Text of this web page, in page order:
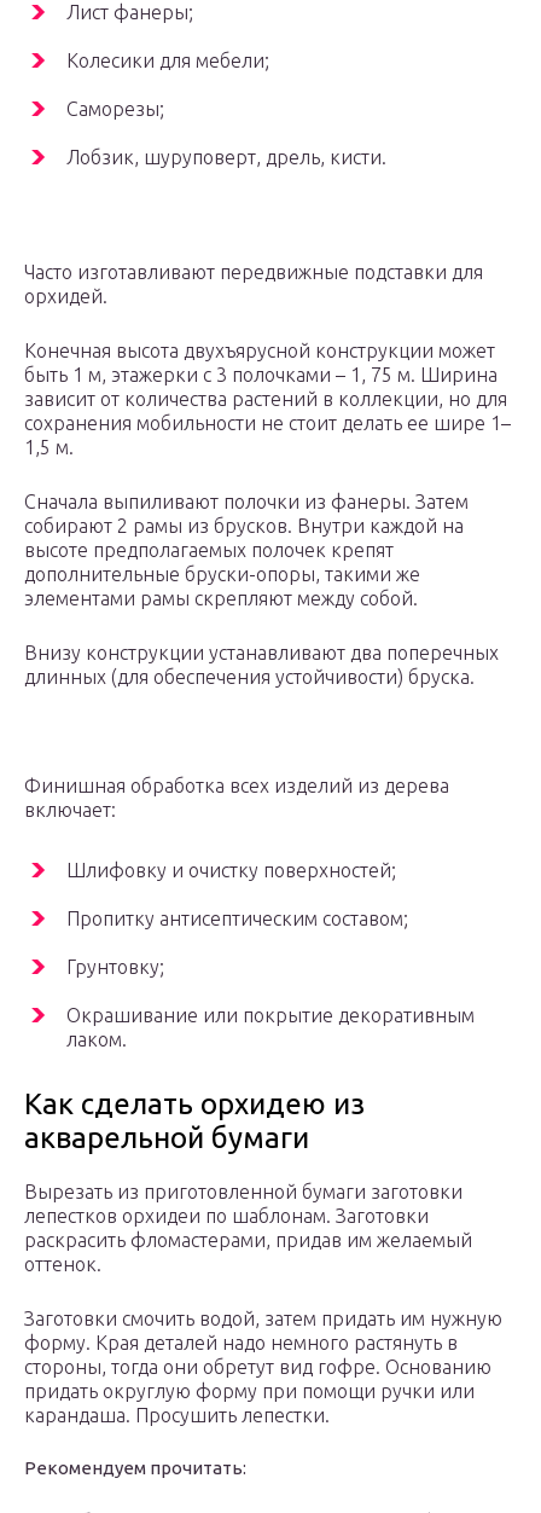
Лист фанеры;
Колесики для мебели;
Саморезы;
Лобзик, шуруповерт, дрель, кисти.
Часто изготавливают передвижные подставки для
орхидей.
Конечная высота двухъярусной конструкции может
быть 1 м, этажерки с 3 полочками – 1, 75 м. Ширина
зависит от количества растений в коллекции, но для
сохранения мобильности не стоит делать ее шире 1–
1,5 м.
Сначала выпиливают полочки из фанеры. Затем
собирают 2 рамы из брусков. Внутри каждой на
высоте предполагаемых полочек крепят
дополнительные бруски-опоры, такими же
элементами рамы скрепляют между собой.
Внизу конструкции устанавливают два поперечных
длинных (для обеспечения устойчивости) бруска.
Финишная обработка всех изделий из дерева
включает:
Шлифовку и очистку поверхностей;
Пропитку антисептическим составом;
Грунтовку;
Окрашивание или покрытие декоративным
лаком.
Как сделать орхидею из
акварельной бумаги
Вырезать из приготовленной бумаги заготовки
лепестков орхидеи по шаблонам. Заготовки
раскрасить фломастерами, придав им желаемый
оттенок.
Заготовки смочить водой, затем придать им нужную
форму. Края деталей надо немного растянуть в
стороны, тогда они обретут вид гофре. Основанию
придать округлую форму при помощи ручки или
карандаша. Просушить лепестки.
Рекомендуем прочитать: